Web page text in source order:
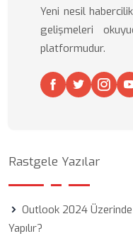
Yeni nesil
gelişmeleri
platformudur.
Rastgele Yazılar
Outlook 2024 Üzerinde
Yapılır?